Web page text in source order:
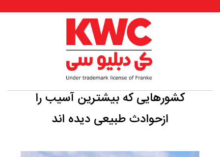
کشورهایی که بیشترین آسیب را
ازحوادث طبیعی دیده اند